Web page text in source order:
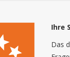
Ihre
Das